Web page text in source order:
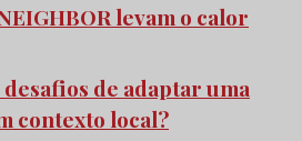
levam o calor
de adaptar uma
contexto local?